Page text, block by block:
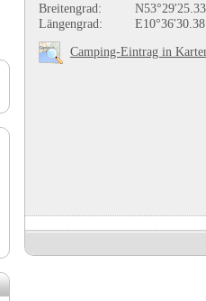
Breitengrad:
N53°29'25.33
Längengrad:
E10°36'30.38
Camping-Eintrag in
Eintrags-Details anzeigen